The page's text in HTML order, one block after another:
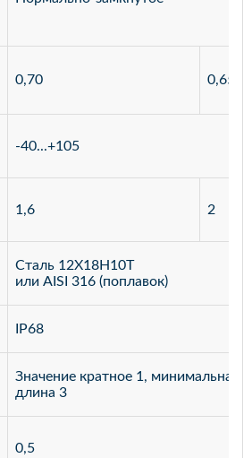
0,70 0,65
-40...+105
1,6 2
Сталь 12Х18Н10Т
или AISI 316 (поплавок)
IP68
Значение кратное 1, минимальная
длина 3
0,5